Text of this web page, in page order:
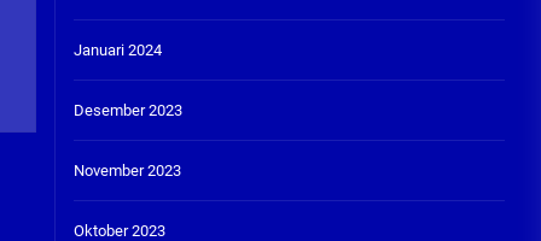
Januari 2024
Desember 2023
November 2023
Oktober 2023